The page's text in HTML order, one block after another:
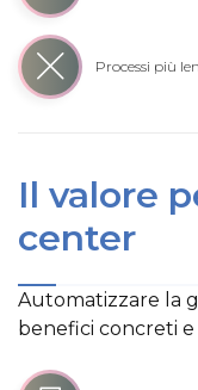
Processi più
Il valore
center
Automatizzare la
benefici concreti e